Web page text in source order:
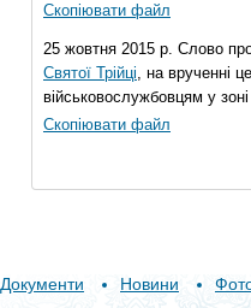
Скопіювати файл
25 жовтня 2015 р. Слово
Святої Трійці, на врученні
військовослужбовцям у
Скопіювати файл
Документи Новини